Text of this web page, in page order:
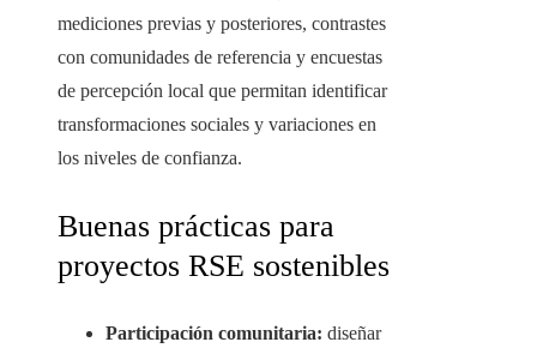
mediciones previas y posteriores, contrastes
con comunidades de referencia y encuestas
de percepción local que permitan identificar
transformaciones sociales y variaciones en
los niveles de confianza.
Buenas prácticas para
proyectos RSE sostenibles
Participación comunitaria: diseñar